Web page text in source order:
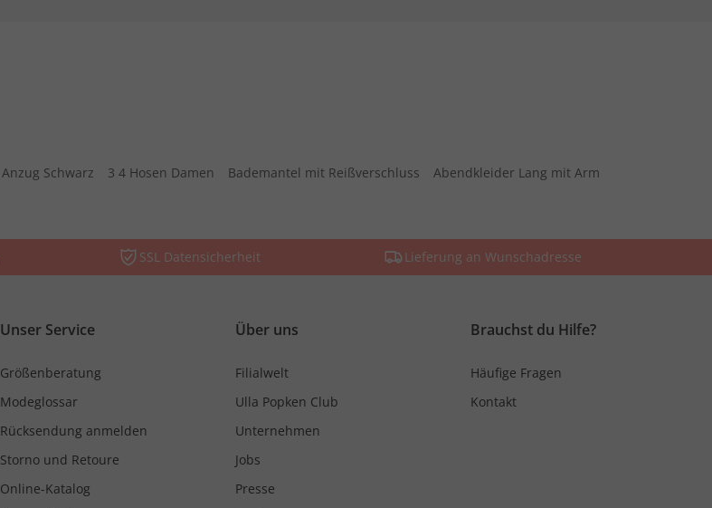
Anzug Schwarz 3 4 Hosen Damen Bademantel mit Reißverschluss
Abendkleider Lang mit Arm
SSL Datensicherheit Lieferung an Wunschadresse
Unser Service
Größenberatung
Modeglossar
Rücksendung anmelden
Storno und Retoure
Online-Katalog
Über uns
Filialwelt
Ulla Popken Club
Unternehmen
Jobs
Presse
Brauchst du Hilfe?
Häufige Fragen
Kontakt